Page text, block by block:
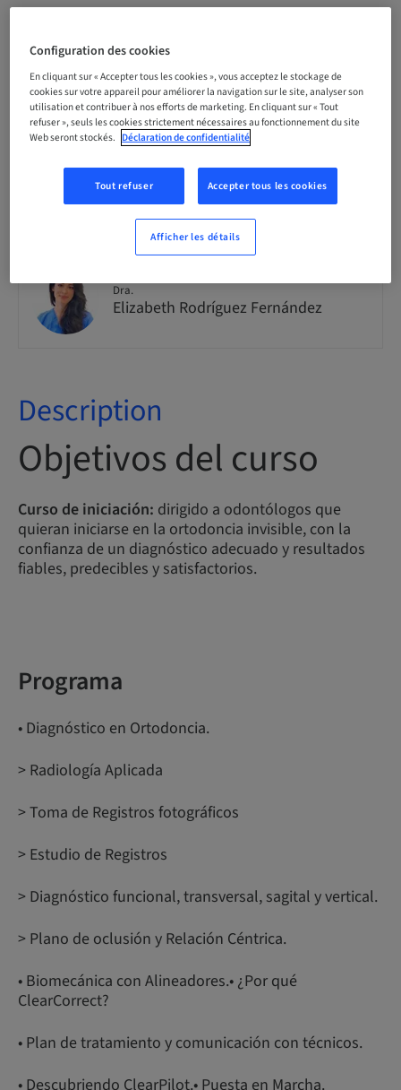
0.00 Points
Audience
national
Conférencier(s)
Dra.
Elizabeth Rodríguez Fernández
Description
Objetivos del curso
Curso de iniciación: dirigido a odontólogos que
quieran iniciarse en la ortodoncia invisible, con la
confianza de un diagnóstico adecuado y resultados
fiables, predecibles y satisfactorios.
Programa
• Diagnóstico en Ortodoncia.
> Radiología Aplicada
> Toma de Registros fotográficos
> Estudio de Registros
> Diagnóstico funcional, transversal, sagital y vertical.
> Plano de oclusión y Relación Céntrica.
• Biomecánica con Alineadores.• ¿Por qué
ClearCorrect?
• Plan de tratamiento y comunicación con técnicos.
• Descubriendo ClearPilot.• Puesta en Marcha.
Configuration des cookies
En cliquant sur « Accepter tous les cookies », vous acceptez le stockage de
cookies sur votre appareil pour améliorer la navigation sur le site, analyser son
utilisation et contribuer à nos efforts de marketing. En cliquant sur « Tout
refuser », seuls les cookies strictement nécessaires au fonctionnement du site
Web seront stockés. Déclaration de confidentialité
Tout refuser Accepter tous les cookies
Afficher les détails